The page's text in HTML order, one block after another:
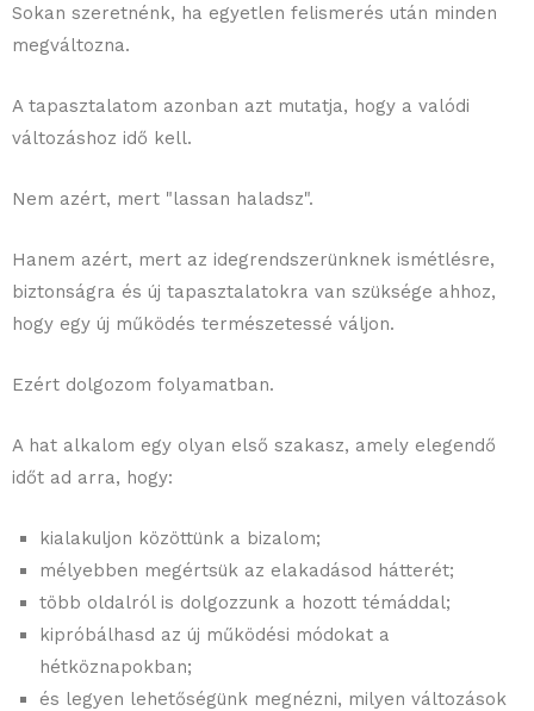
Sokan szeretnénk, ha egyetlen felismerés után minden
megváltozna.
A tapasztalatom azonban azt mutatja, hogy a valódi
változáshoz idő kell.
Nem azért, mert "lassan haladsz".
Hanem azért, mert az idegrendszerünknek ismétlésre,
biztonságra és új tapasztalatokra van szüksége ahhoz,
hogy egy új működés természetessé váljon.
Ezért dolgozom folyamatban.
A hat alkalom egy olyan első szakasz, amely elegendő
időt ad arra, hogy:
kialakuljon közöttünk a bizalom;
mélyebben megértsük az elakadásod hátterét;
több oldalról is dolgozzunk a hozott témáddal;
kipróbálhasd az új működési módokat a
hétköznapokban;
és legyen lehetőségünk megnézni, milyen változások